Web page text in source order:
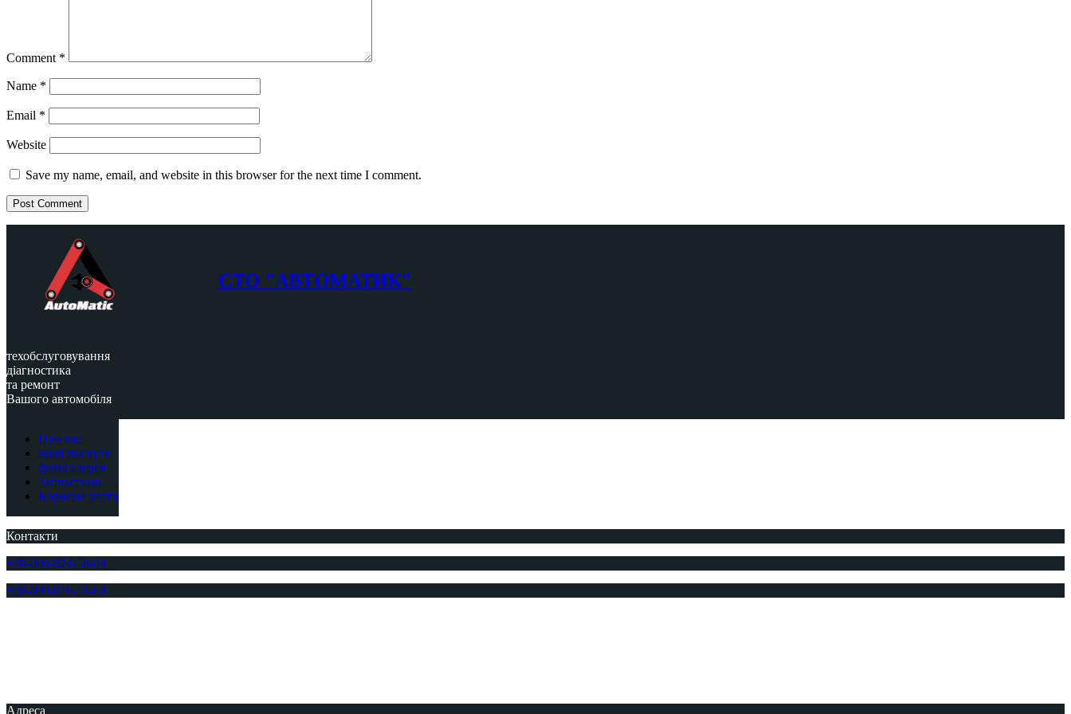
Comment *
Name *
Email *
Website
Save my name, email, and website in this browser for the next time I comment.
СТО "АВТОМАТИК"
техобслуговування
діагностика
та ремонт
Вашого автомобіля
Про нас
наші послуги
фотогалерея
Запчастини
Корисно знати
Контакти
+38-096-924-58-04
+38-099-076-51-64
Адреса